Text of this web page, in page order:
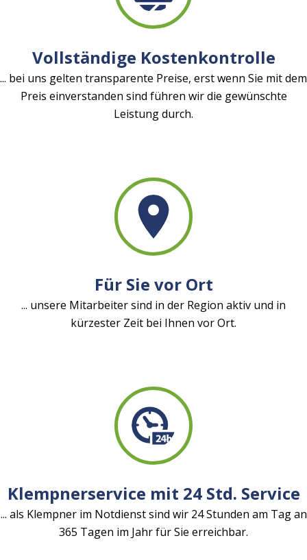
Vollständige Kostenkontrolle
... bei uns gelten transparente Preise, erst wenn Sie mit dem
Preis einverstanden sind führen wir die gewünschte
Leistung durch.
Für Sie vor Ort
... unsere Mitarbeiter sind in der Region aktiv und in
kürzester Zeit bei Ihnen vor Ort.
Klempnerservice mit 24 Std. Service
... als Klempner im Notdienst sind wir 24 Stunden am Tag an
365 Tagen im Jahr für Sie erreichbar.